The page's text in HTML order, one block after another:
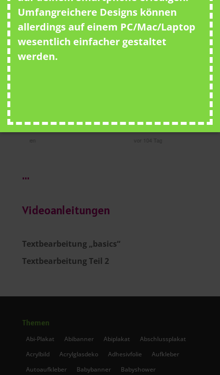
...
Videoanleitungen
Textbearbeitung „basics“
Textbearbeitung Teil 2
Themen
Abi-Plakat Abibanner Abiplakat
Abschlussplakat
Acrylbild
Acrylglasdeko Adhesivfolie
Aufkleber
Autoaufkleber
Babybanner
Babyshower
Umfangreichere Designs können
allerdings auf einem PC/Mac/Laptop
wesentlich einfacher gestaltet
werden.